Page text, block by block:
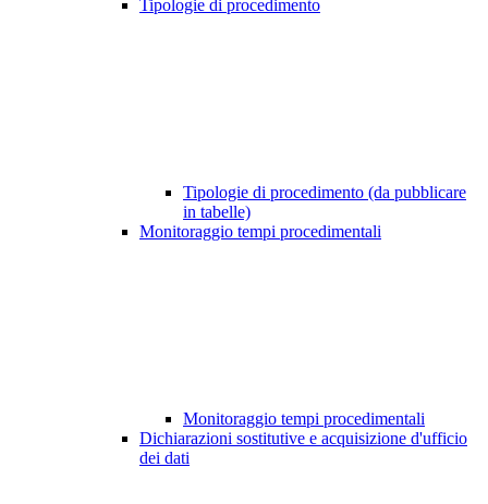
Tipologie di procedimento
Tipologie di procedimento (da pubblicare
in tabelle)
Monitoraggio tempi procedimentali
Monitoraggio tempi procedimentali
Dichiarazioni sostitutive e acquisizione d'ufficio
dei dati